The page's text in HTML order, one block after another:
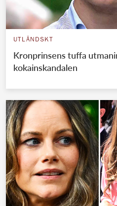
UTLÄNDSKT
Kronprinsens tuffa
kokainskandalen